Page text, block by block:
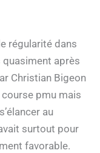
régularité dans
après
Christian Bigeon
pmu mais
au
surtout pour
favorable.